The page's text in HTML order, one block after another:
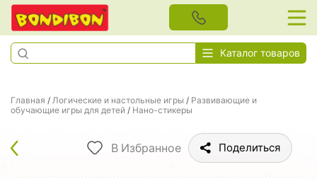
Каталог товаров
Главная / Логические и настольные игры / Развивающие и
обучающие игры для детей / Нано-стикеры
В Избранное Поделиться